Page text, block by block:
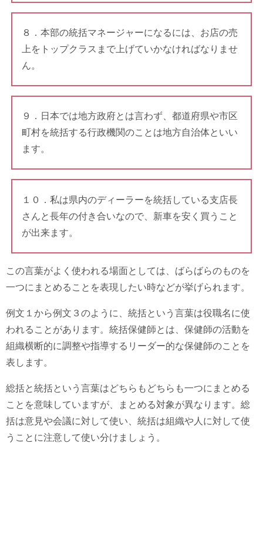
８．本部の統括マネージャーになるには、お店の売
上をトップクラスまで上げていかなければなりませ
ん。
９．日本では地方政府とは言わず、都道府県や市区
町村を統括する行政機関のことは地方自治体といい
ます。
１０．私は県内のディーラーを統括している支店長
さんと長年の付き合いなので、新車を安く買うこと
が出来ます。
この言葉がよく使われる場面としては、ばらばらのものを
一つにまとめることを表現したい時などが挙げられます。
例文１から例文３のように、統括という言葉は役職名に使
われることがあります。統括保健師とは、保健師の活動を
組織横断的に調整や指導するリーダー的な保健師のことを
表します。
総括と統括という言葉はどちらもどちらも一つにまとめる
ことを意味していますが、まとめる対象が異なります。総
括は意見や会議に対して使い、統括は組織や人に対して使
うことに注意して使い分けましょう。